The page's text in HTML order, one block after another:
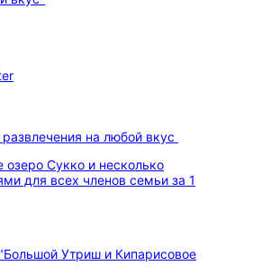
на любой вкус
озеро Сукко и несколько
для всех членов семьи за 1